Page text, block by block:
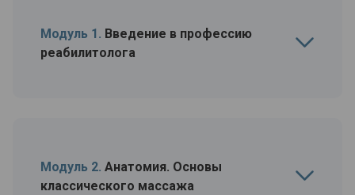
Модуль 1. Введение в профессию
реабилитолога
Модуль 2. Анатомия. Основы
классического массажа